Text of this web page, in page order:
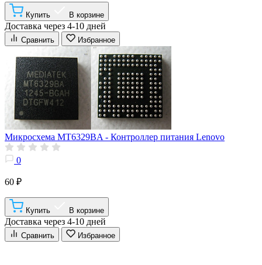
Купить В корзине
Доставка через 4-10 дней
Сравнить Избранное
Микросхема MT6329BA - Контроллер питания Lenovo
0
60 ₽
Купить В корзине
Доставка через 4-10 дней
Сравнить Избранное